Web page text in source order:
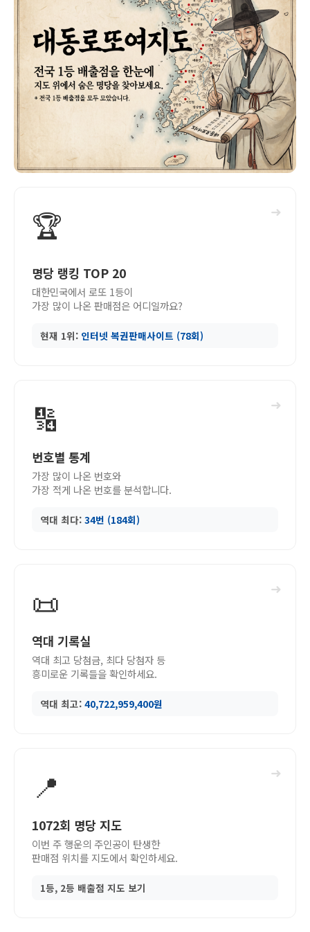
➜
🏆
명당 랭킹 TOP 20
대한민국에서 로또 1등이
가장 많이 나온 판매점은 어디일까요?
현재 1위: 인터넷 복권판매사이트 (78회)
➜
🔢
번호별 통계
가장 많이 나온 번호와
가장 적게 나온 번호를 분석합니다.
역대 최다: 34번 (184회)
➜
📜
역대 기록실
역대 최고 당첨금, 최다 당첨자 등
흥미로운 기록들을 확인하세요.
역대 최고: 40,722,959,400원
➜
📍
1072회 명당 지도
이번 주 행운의 주인공이 탄생한
판매점 위치를 지도에서 확인하세요.
1등, 2등 배출점 지도 보기